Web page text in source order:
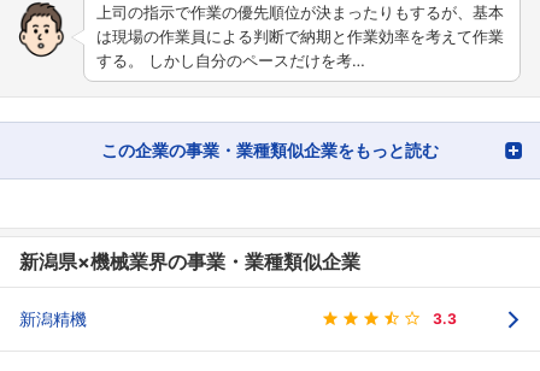
上司の指示で作業の優先順位が決まったりもするが、基本
は現場の作業員による判断で納期と作業効率を考えて作業
する。 しかし自分のペースだけを考…
この企業の事業・業種類似企業をもっと読む
新潟県×機械業界の事業・業種類似企業
新潟精機 3.3